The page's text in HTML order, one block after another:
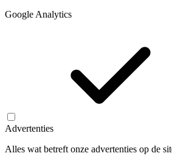
Google Analytics
Advertenties
Alles wat betreft onze advertenties op de